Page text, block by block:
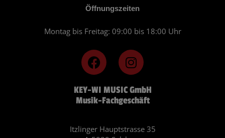
KEY-WI MUSIC GmbH
Musik-Fachgeschäft
Itzlinger Hauptstrasse 35
F
a
c
e
b
o
I
n
s
t
a
r
Öffnungszeiten
Montag bis Freitag: 09:00 bis 18:00 Uhr